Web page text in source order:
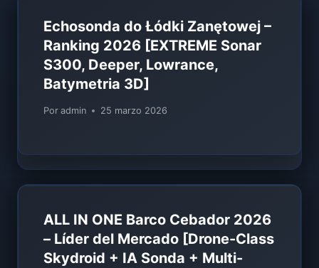
Echosonda do Łódki Zanętowej –
Ranking 2026 [EXTREME Sonar
S300, Deeper, Lowrance,
Batymetria 3D]
Por admin 25 marzo 2026
ALL IN ONE Barco Cebador 2026
– Líder del Mercado [Drone-Class
Skydroid + IA Sonda + Multi-